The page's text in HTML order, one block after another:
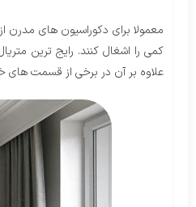
معمولا برای دکوراسیون های
کمی را اشغال کنند. رایج ترین
علاوه بر آن در برخی از قسمت های